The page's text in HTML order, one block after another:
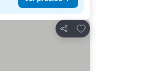
Compartir
Agregar a favoritos